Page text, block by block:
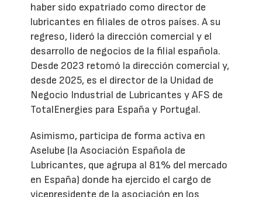
haber sido expatriado como director de
lubricantes en filiales de otros países. A su
regreso, lideró la dirección comercial y el
desarrollo de negocios de la filial española.
Desde 2023 retomó la dirección comercial y,
desde 2025, es el director de la Unidad de
Negocio Industrial de Lubricantes y AFS de
TotalEnergies para España y Portugal.
Asimismo, participa de forma activa en
Aselube (la Asociación Española de
Lubricantes, que agrupa al 81% del mercado
en España) donde ha ejercido el cargo de